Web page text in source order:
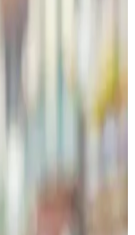
dermatolojik bir
ve çeşitli cilt
Kullanım
içerir, cilt tonunu
kullanım önerilir.